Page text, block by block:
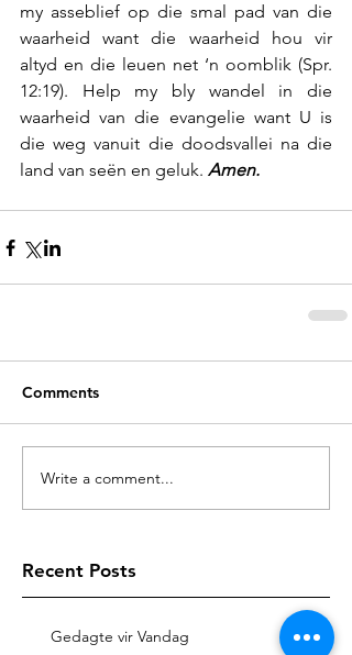
my asseblief op die smal pad van die
waarheid want die waarheid hou vir
altyd en die leuen net ‘n oomblik (Spr.
12:19). Help my bly wandel in die
waarheid van die evangelie want U is
die weg vanuit die doodsvallei na die
land van seën en geluk. Amen.
Comments
Write a comment...
Recent Posts
Gedagte vir Vandag